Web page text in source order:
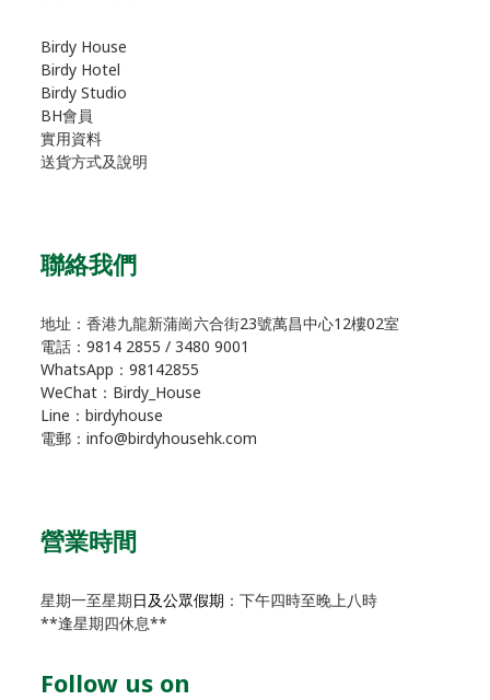
Birdy House
Birdy Hotel
Birdy Studio
BH會員
實用資料
送貨方式及說明
聯絡我們
地址：香港九龍新蒲崗六合街23號萬昌中心12樓02室
電話：9814 2855 / 3480 9001
WhatsApp：98142855
WeChat：Birdy_House
Line：birdyhouse
電郵：info@birdyhousehk.com
營業時間
星期一至星期日及公眾假期 ：下午四時至晚上八時
**逢星期四休息**
Follow us on